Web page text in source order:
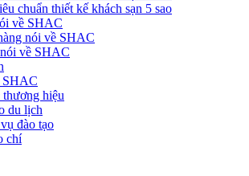
chuẩn thiết kế khách sạn 5 sao
về SHAC
nói về SHAC
về SHAC
SHAC
hiệu
du lịch
đào tạo
chí